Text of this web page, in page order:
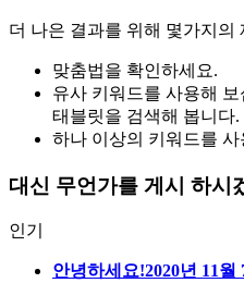
더 나은 결과를 위해 몇가지의
맞춤법을 확인하세요.
유사 키워드를 사용해
태블릿을 검색해 봅니다.
하나 이상의 키워드를
대신 무언가를 게시 하시
인기
안녕하세요!2020년 11월